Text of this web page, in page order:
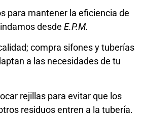
para mantener la eficiencia de
desde E.P.M.
compra sifones y tuberías
a las necesidades de tu
rejillas para evitar que los
residuos entren a la tubería.